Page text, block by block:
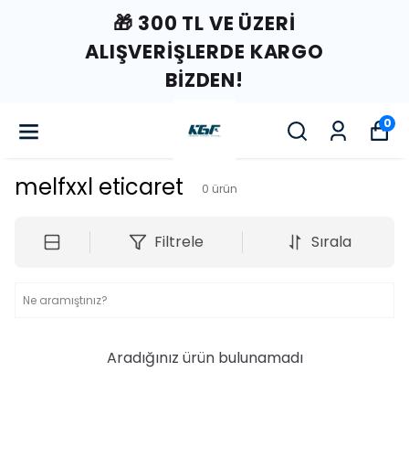
🎁 300 TL VE ÜZERI
ALIŞVERIŞLERDE KARGO
BIZDEN!
0
melfxxl eticaret 0 ürün
Filtrele Sırala
Aradığınız ürün bulunamadı